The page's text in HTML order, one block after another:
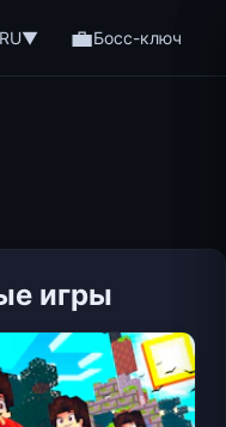
▼ 💼Босс-ключ
игры